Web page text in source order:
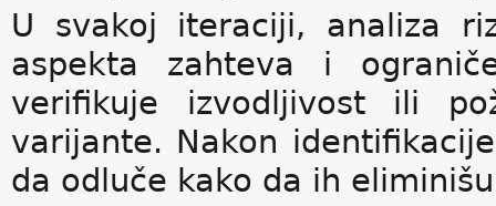
U svakoj iteraciji, analiza
aspekta zahteva i
verifikuje izvodljivost ili
varijante. Nakon
da odluče kako da ih